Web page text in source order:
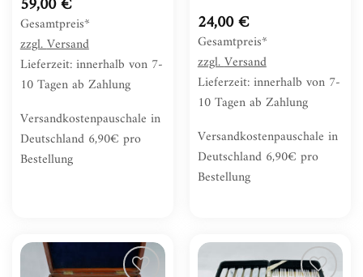
Gesamtpreis*
zzgl.Versand
Lieferzeit: innerhalb von 7-
10 Tagen ab Zahlung
Versandkostenpauschale in
Deutschland 6,90€ pro
Bestellung
24,00€
Gesamtpreis*
zzgl.Versand
Lieferzeit: innerhalb von 7-
10 Tagen ab Zahlung
Versandkostenpauschale in
Deutschland 6,90€ pro
Bestellung